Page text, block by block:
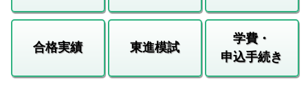
合格実績 東進模試
学費・
申込手続き